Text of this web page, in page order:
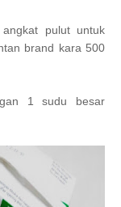
pulut untuk
brand kara 500
1 sudu besar